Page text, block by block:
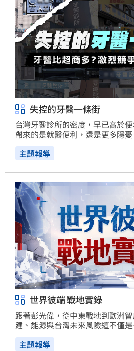
失控的牙醫一條街
台灣牙醫診所的密度，早已高於
帶來的是就醫便利，還是更多隱憂
主題報導
世界彼端 戰地實錄
跟著彭光偉，從中東戰地到歐洲
建、能源與台灣未來風險這不僅
紀實，更是一張台灣必須看懂的
主題報導